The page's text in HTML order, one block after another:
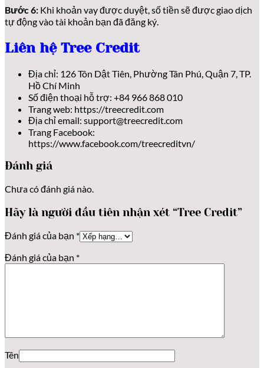
Bước 6: Khi khoản vay được duyệt, số tiền sẽ được giao dịch
tự động vào tài khoản bạn đã đăng ký.
Liên hệ Tree Credit
Địa chỉ: 126 Tôn Dật Tiên, Phường Tân Phú, Quận 7, TP.
Hồ Chí Minh
Số điện thoại hỗ trợ: +84 966 868 010
Trang web: https://treecredit.com
Địa chỉ email: support@treecredit.com
Trang Facebook:
https://www.facebook.com/treecreditvn/
Đánh giá
Chưa có đánh giá nào.
Hãy là người đầu tiên nhận xét “Tree Credit”
Đánh giá của bạn *
Đánh giá của bạn *
Tên